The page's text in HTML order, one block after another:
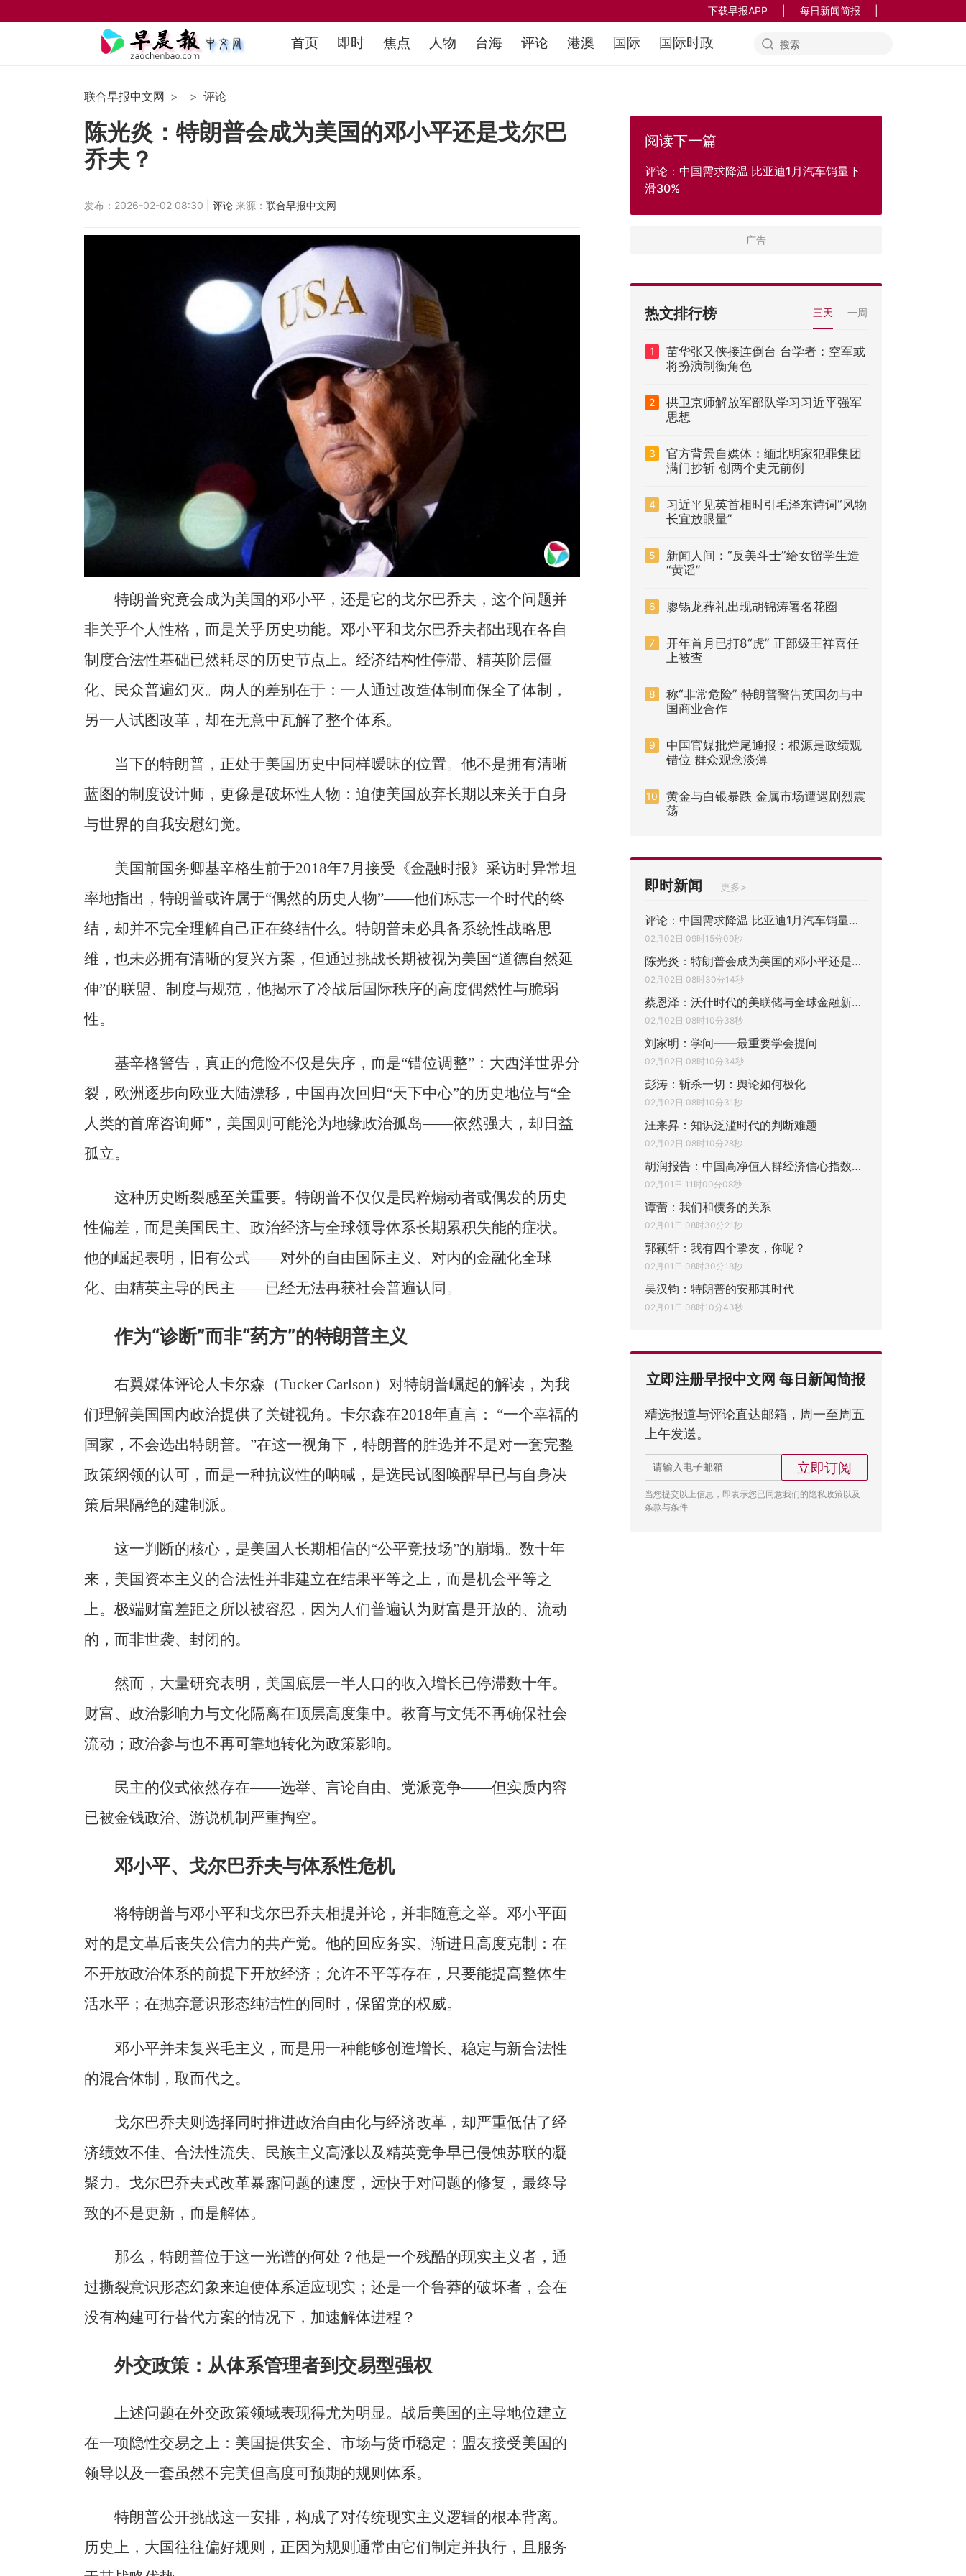
下载早报APP 每日新闻简报
首页 即时 焦点 人物 台海 评论 港澳 国际 国际时政
联合早报中文网 评论
陈光炎：特朗普会成为美国的邓小平还是戈尔巴
乔夫？
发布：2026-02-02 08:30 | 评论 来源： 联合早报中文网
特朗普究竟会成为美国的邓小平，还是它的戈尔巴乔夫，这个问题并
非关乎个人性格，而是关乎历史功能。邓小平和戈尔巴乔夫都出现在各自
制度合法性基础已然耗尽的历史节点上。经济结构性停滞、精英阶层僵
化、民众普遍幻灭。两人的差别在于：一人通过改造体制而保全了体制，
另一人试图改革，却在无意中瓦解了整个体系。
当下的特朗普，正处于美国历史中同样暧昧的位置。他不是拥有清晰
蓝图的制度设计师，更像是破坏性人物：迫使美国放弃长期以来关于自身
与世界的自我安慰幻觉。
美国前国务卿基辛格生前于2018年7月接受《金融时报》采访时异常坦
率地指出，特朗普或许属于“偶然的历史人物”——他们标志一个时代的终
结，却并不完全理解自己正在终结什么。特朗普未必具备系统性战略思
维，也未必拥有清晰的复兴方案，但通过挑战长期被视为美国“道德自然延
伸”的联盟、制度与规范，他揭示了冷战后国际秩序的高度偶然性与脆弱
性。
基辛格警告，真正的危险不仅是失序，而是“错位调整”：大西洋世界分
裂，欧洲逐步向欧亚大陆漂移，中国再次回归“天下中心”的历史地位与“全
人类的首席咨询师”，美国则可能沦为地缘政治孤岛——依然强大，却日益
孤立。
这种历史断裂感至关重要。特朗普不仅仅是民粹煽动者或偶发的历史
性偏差，而是美国民主、政治经济与全球领导体系长期累积失能的症状。
他的崛起表明，旧有公式——对外的自由国际主义、对内的金融化全球
化、由精英主导的民主——已经无法再获社会普遍认同。
作为“诊断”而非“药方”的特朗普主义
右翼媒体评论人卡尔森（Tucker Carlson）对特朗普崛起的解读，为我
们理解美国国内政治提供了关键视角。卡尔森在2018年直言： “一个幸福的
国家，不会选出特朗普。”在这一视角下，特朗普的胜选并不是对一套完整
政策纲领的认可，而是一种抗议性的呐喊，是选民试图唤醒早已与自身决
策后果隔绝的建制派。
这一判断的核心，是美国人长期相信的“公平竞技场”的崩塌。数十年
来，美国资本主义的合法性并非建立在结果平等之上，而是机会平等之
上。极端财富差距之所以被容忍，因为人们普遍认为财富是开放的、流动
的，而非世袭、封闭的。
然而，大量研究表明，美国底层一半人口的收入增长已停滞数十年。
财富、政治影响力与文化隔离在顶层高度集中。教育与文凭不再确保社会
流动；政治参与也不再可靠地转化为政策影响。
民主的仪式依然存在——选举、言论自由、党派竞争——但实质内容
已被金钱政治、游说机制严重掏空。
邓小平、戈尔巴乔夫与体系性危机
将特朗普与邓小平和戈尔巴乔夫相提并论，并非随意之举。邓小平面
对的是文革后丧失公信力的共产党。他的回应务实、渐进且高度克制：在
不开放政治体系的前提下开放经济；允许不平等存在，只要能提高整体生
活水平；在抛弃意识形态纯洁性的同时，保留党的权威。
邓小平并未复兴毛主义，而是用一种能够创造增长、稳定与新合法性
的混合体制，取而代之。
戈尔巴乔夫则选择同时推进政治自由化与经济改革，却严重低估了经
济绩效不佳、合法性流失、民族主义高涨以及精英竞争早已侵蚀苏联的凝
聚力。戈尔巴乔夫式改革暴露问题的速度，远快于对问题的修复，最终导
致的不是更新，而是解体。
那么，特朗普位于这一光谱的何处？他是一个残酷的现实主义者，通
过撕裂意识形态幻象来迫使体系适应现实；还是一个鲁莽的破坏者，会在
没有构建可行替代方案的情况下，加速解体进程？
外交政策：从体系管理者到交易型强权
上述问题在外交政策领域表现得尤为明显。战后美国的主导地位建立
在一项隐性交易之上：美国提供安全、市场与货币稳定；盟友接受美国的
领导以及一套虽然不完美但高度可预期的规则体系。
特朗普公开挑战这一安排，构成了对传统现实主义逻辑的根本背离。
历史上，大国往往偏好规则，正因为规则通常由它们制定并执行，且服务
阅读下一篇
评论：中国需求降温 比亚迪1月汽车销量下
滑30%
热文排行榜 三天 一周
1
苗华张又侠接连倒台 台学者：空军或
将扮演制衡角色
2
拱卫京师解放军部队学习习近平强军
思想
3
官方背景自媒体：缅北明家犯罪集团
满门抄斩 创两个史无前例
4
习近平见英首相时引毛泽东诗词“风物
长宜放眼量”
5
新闻人间：“反美斗士”给女留学生造
“黄谣”
6 廖锡龙葬礼出现胡锦涛署名花圈
7
开年首月已打8“虎” 正部级王祥喜任
上被查
8
称“非常危险” 特朗普警告英国勿与中
国商业合作
9
中国官媒批烂尾通报：根源是政绩观
错位 群众观念淡薄
10
黄金与白银暴跌 金属市场遭遇剧烈震
荡
即时新闻 更多>
评论：中国需求降温 比亚迪1月汽车销量下滑
02月02日 09时15分09秒
陈光炎：特朗普会成为美国的邓小平还是戈尔
02月02日 08时30分14秒
蔡恩泽：沃什时代的美联储与全球金融新变局
02月02日 08时10分38秒
刘家明：学问——最重要学会提问
02月02日 08时10分34秒
彭涛：斩杀一切：舆论如何极化
02月02日 08时10分31秒
汪来昇：知识泛滥时代的判断难题
02月02日 08时10分28秒
胡润报告：中国高净值人群经济信心指数连降
02月01日 11时00分08秒
谭蕾：我们和债务的关系
02月01日 08时30分21秒
郭颖轩：我有四个挚友，你呢？
02月01日 08时30分18秒
吴汉钧：特朗普的安那其时代
02月01日 08时10分43秒
立即注册早报中文网 每日新闻简报
精选报道与评论直达邮箱，周一至周五
上午发送。
立即订阅
当您提交以上信息，即表示您已同意我们的隐私政策以及
条款与条件